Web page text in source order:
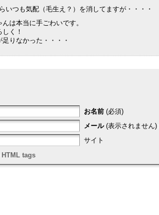
らいつも気配（毛生え？）を消してますが・・・・
は本当に手ごわいです。
く！
りなかった・・・・
お名前 (必須)
メール(表示されません)
サイト
tags